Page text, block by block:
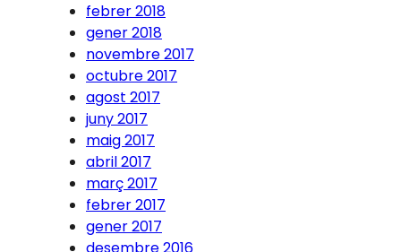
febrer 2018
gener 2018
novembre 2017
octubre 2017
agost 2017
juny 2017
maig 2017
abril 2017
març 2017
febrer 2017
gener 2017